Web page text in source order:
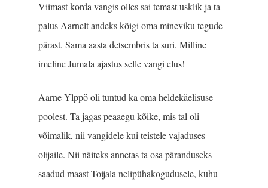
Viimast korda vangis olles sai temast usklik ja ta
palus Aarnelt andeks kõigi oma mineviku tegude
pärast. Sama aasta detsembris ta suri. Milline
imeline Jumala ajastus selle vangi elus!
Aarne Ylppö oli tuntud ka oma heldekäelisuse
poolest. Ta jagas peaaegu kõike, mis tal oli
võimalik, nii vangidele kui teistele vajaduses
olijaile. Nii näiteks annetas ta osa päranduseks
saadud maast Toijala nelipühakogudusele, kuhu